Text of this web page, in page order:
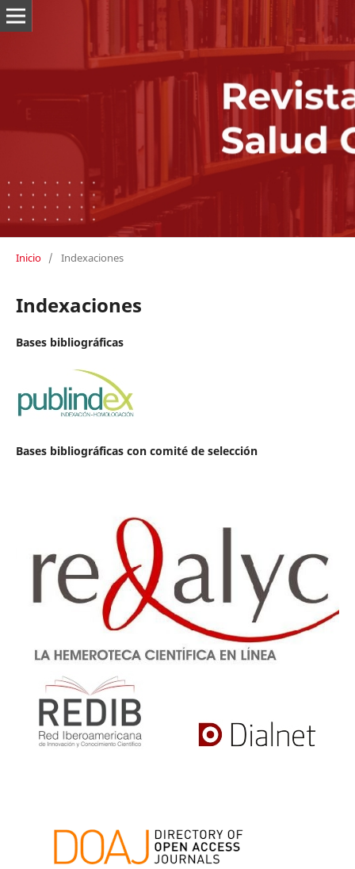
Inicio / Indexaciones
Indexaciones
Bases bibliográficas
Bases bibliográficas con comité de selección